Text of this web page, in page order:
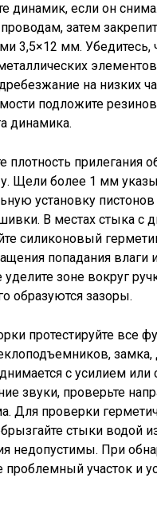
динамик, если он
затем
3,5×12 мм. Убедитесь,
на низких
подложите
динамика.
плотность прилегания
Щели более 1 мм
установку
В местах стыка с
силиконовый
попадания влаги
зоне вокруг
образуются зазоры.
протестируйте все
с усилием
звуки, проверьте
Для проверки
стыки водой
недопустимы. При
проблемный участок и